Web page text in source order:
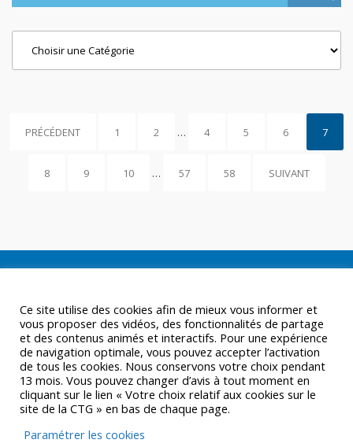
PRÉCÉDENT 1 2 … 4 5 6 7
8 9 10 … 57 58 SUIVANT
Ce site utilise des cookies afin de mieux vous informer et
vous proposer des vidéos, des fonctionnalités de partage
et des contenus animés et interactifs. Pour une expérience
de navigation optimale, vous pouvez accepter l’activation
de tous les cookies. Nous conservons votre choix pendant
13 mois. Vous pouvez changer d’avis à tout moment en
cliquant sur le lien « Votre choix relatif aux cookies sur le
site de la CTG » en bas de chaque page.
Paramétrer les cookies